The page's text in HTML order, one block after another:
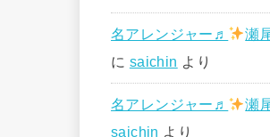
名アレンジャー♬ 瀬
に saichin より
名アレンジャー♬ 瀬
saichin より